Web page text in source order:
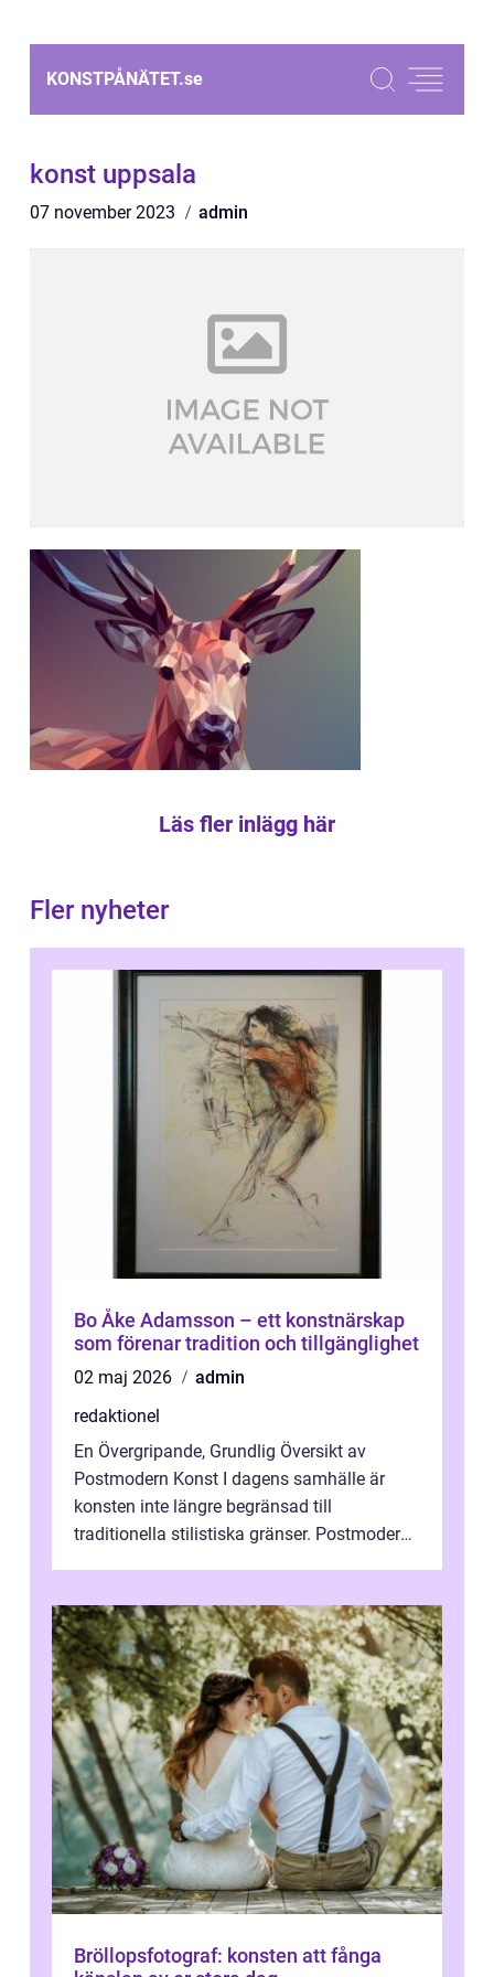
KONSTPÅNÄTET.se
konst uppsala
07 november 2023 admin
Läs fler inlägg här
Fler nyheter
Bo Åke Adamsson – ett konstnärskap
som förenar tradition och tillgänglighet
02 maj 2026
admin
redaktionel
En Övergripande, Grundlig Översikt av
Postmodern Konst I dagens samhälle är
konsten inte längre begränsad till
traditionella stilistiska gränser. Postmodern
Bröllopsfotograf: konsten att fånga